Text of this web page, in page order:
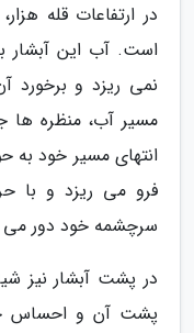
در ارتفاعات قله
است. آب این آبشار
نمی ریزد و برخورد
مسیر آب، منظره ها
انتهای مسیر خود
فرو می ریزد و با
سرچشمه خود دور می
در پشت آبشار نیز
پشت آن و احساس